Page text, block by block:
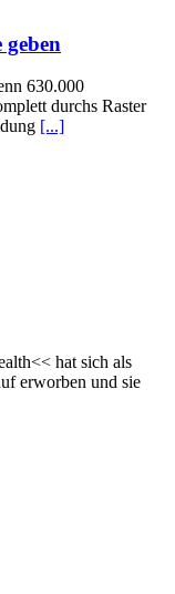
geben
630.000
durchs Raster
[...]
hat sich als
erworben und sie